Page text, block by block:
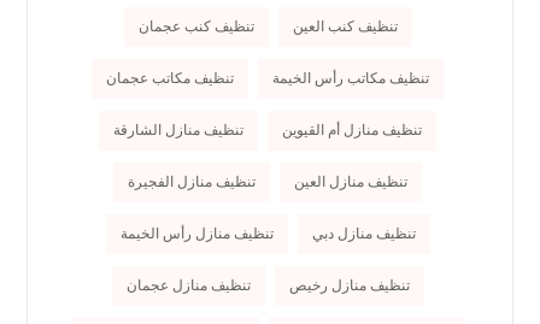
تنظيف كنب العين تنظيف كنب عجمان
تنظيف مكاتب رأس الخيمة تنظيف مكاتب عجمان
تنظيف منازل أم القيوين تنظيف منازل الشارقة
تنظيف منازل العين تنظيف منازل الفجيرة
تنظيف منازل دبي تنظيف منازل رأس الخيمة
تنظيف منازل رخيص تنظيف منازل عجمان